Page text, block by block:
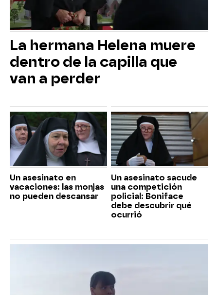
La hermana Helena muere
dentro de la capilla que
van a perder
Un asesinato en
vacaciones: las monjas
no pueden descansar
Un asesinato sacude
una competición
policial: Boniface
debe descubrir qué
ocurrió